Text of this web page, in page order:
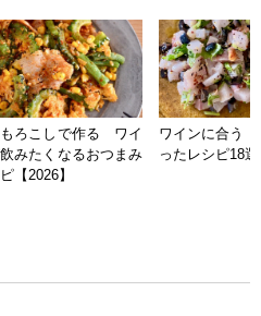
もろこしで作る ワイ
みたくなるおつまみ
【2026】
ワインに合う
ったレシピ18